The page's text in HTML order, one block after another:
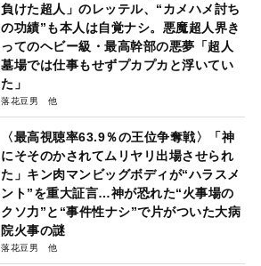
負けた超人」のレッテル、“カメハメ討ち
の功績”も本人は自覚ナシ。悪魔超人界き
ってのヘビー級・最高幹部の悪夢「超人
墓場では仕事もせずプカプカと浮いてい
た」
落花豆男
〈最高視聴率63.9％の王位争奪戦〉「神
にそそのかされてムリヤリ出場させられ
た」キン肉マンビッグボディが“ハラスメ
ント”を重大証言…神が恐れた“火事場の
クソ力”と“事件性ナシ”で片がついた大病
院火事の謎
落花豆男